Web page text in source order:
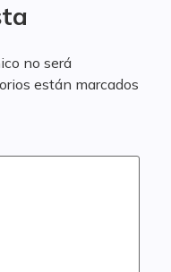
no será
están marcados